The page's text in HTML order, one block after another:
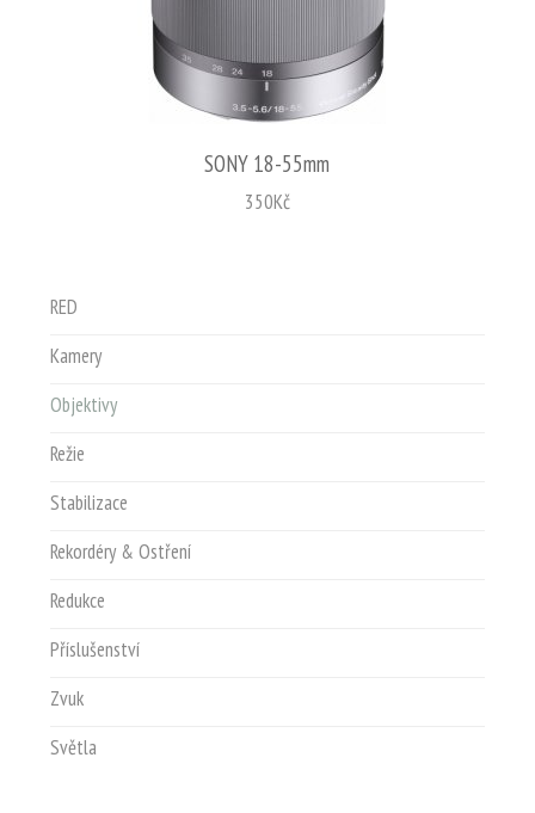
SONY 18-55mm
350Kč
RED
Kamery
Objektivy
Režie
Stabilizace
Rekordéry & Ostření
Redukce
Příslušenství
Zvuk
Světla